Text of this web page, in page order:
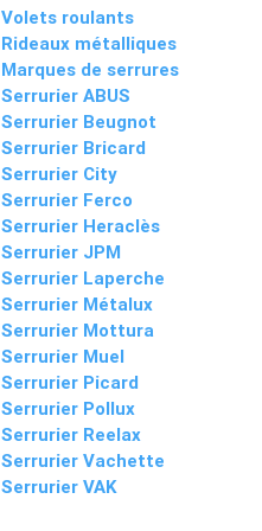
Volets roulants
Rideaux métalliques
Marques de serrures
Serrurier ABUS
Serrurier Beugnot
Serrurier Bricard
Serrurier City
Serrurier Ferco
Serrurier Heraclès
Serrurier JPM
Serrurier Laperche
Serrurier Métalux
Serrurier Mottura
Serrurier Muel
Serrurier Picard
Serrurier Pollux
Serrurier Reelax
Serrurier Vachette
Serrurier VAK